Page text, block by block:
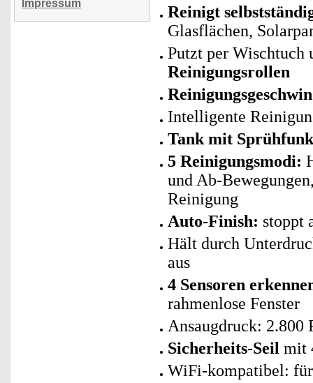
Impressum
Reinigt
Glasflächen,
Putzt per Wischtuch
Reinigungsrollen
Intelligente
Tank mit
5 Reinigungsmodi:
und Ab-
Reinigung
Auto-Finish: stoppt
Hält durch
aus
4 Sensoren
rahmenlose Fenster
Ansaugdruck: 2.800
Sicherheits-Seil mit
WiFi-kompatibel: